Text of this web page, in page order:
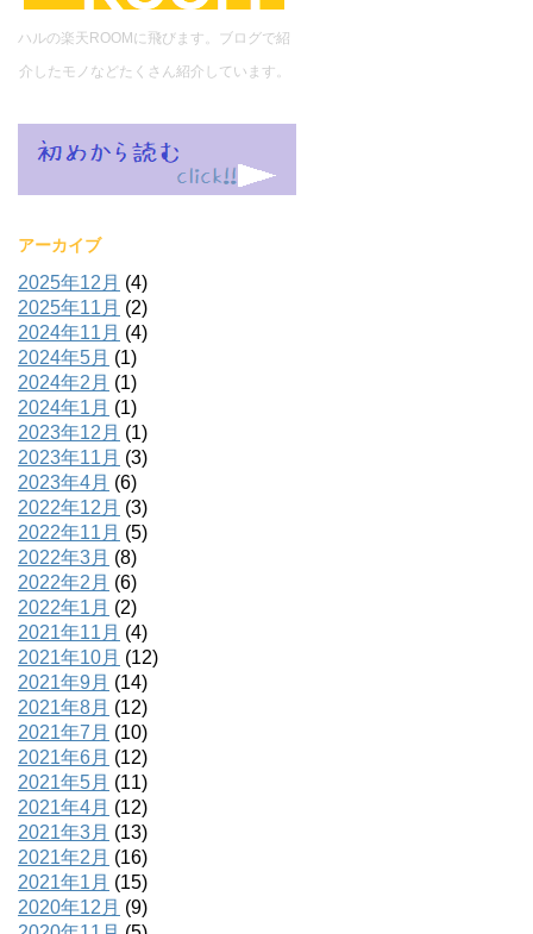
ハルの楽天ROOMに飛びます。ブログで紹
介したモノなどたくさん紹介しています。
アーカイブ
2025年12月 (4)
2025年11月 (2)
2024年11月 (4)
2024年5月 (1)
2024年2月 (1)
2024年1月 (1)
2023年12月 (1)
2023年11月 (3)
2023年4月 (6)
2022年12月 (3)
2022年11月 (5)
2022年3月 (8)
2022年2月 (6)
2022年1月 (2)
2021年11月 (4)
2021年10月 (12)
2021年9月 (14)
2021年8月 (12)
2021年7月 (10)
2021年6月 (12)
2021年5月 (11)
2021年4月 (12)
2021年3月 (13)
2021年2月 (16)
2021年1月 (15)
2020年12月 (9)